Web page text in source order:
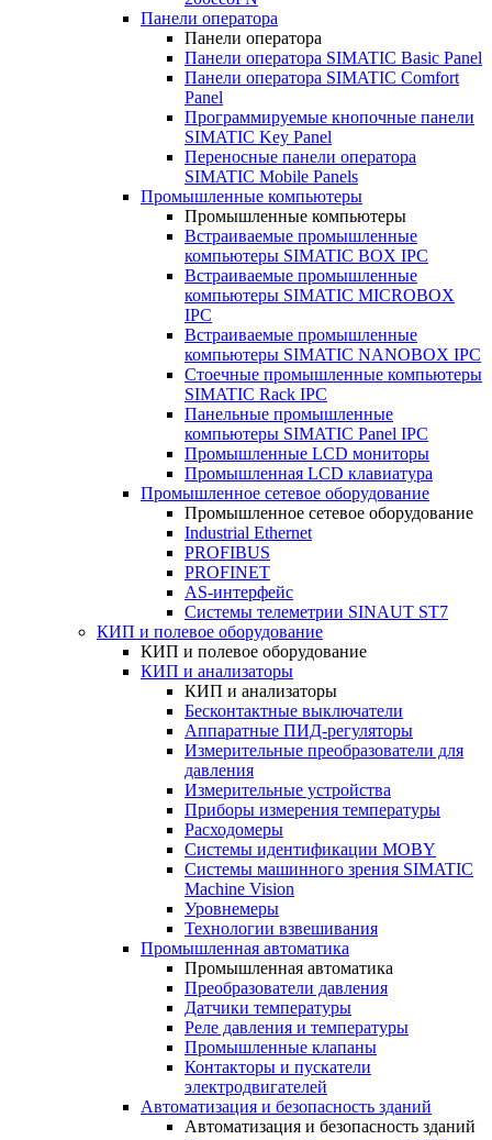
Панели оператора
Панели оператора
Панели оператора SIMATIC Basic Panel
Панели оператора SIMATIC Comfort
Panel
Программируемые кнопочные панели
SIMATIC Key Panel
Переносные панели оператора
SIMATIC Mobile Panels
Промышленные компьютеры
Промышленные компьютеры
Встраиваемые промышленные
компьютеры SIMATIC BOX IPC
Встраиваемые промышленные
компьютеры SIMATIC MICROBOX
IPC
Встраиваемые промышленные
компьютеры SIMATIC NANOBOX IPC
Стоечные промышленные компьютеры
SIMATIC Rack IPC
Панельные промышленные
компьютеры SIMATIC Panel IPC
Промышленные LCD мониторы
Промышленная LCD клавиатура
Промышленное сетевое оборудование
Промышленное сетевое оборудование
Industrial Ethernet
PROFIBUS
PROFINET
AS-интерфейс
Системы телеметрии SINAUT ST7
КИП и полевое оборудование
КИП и полевое оборудование
КИП и анализаторы
КИП и анализаторы
Бесконтактные выключатели
Аппаратные ПИД-регуляторы
Измерительные преобразователи для
давления
Измерительные устройства
Приборы измерения температуры
Расходомеры
Системы идентификации MOBY
Системы машинного зрения SIMATIC
Machine Vision
Уровнемеры
Технологии взвешивания
Промышленная автоматика
Промышленная автоматика
Преобразователи давления
Датчики температуры
Реле давления и температуры
Промышленные клапаны
Контакторы и пускатели
электродвигателей
Автоматизация и безопасность зданий
Автоматизация и безопасность зданий